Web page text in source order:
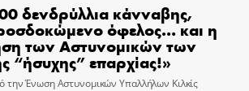
δενδρύλλια κάνναβης,
όφελος… και η
των Αστυνομικών των
“ήσυχης” επαρχίας!»
την Ένωση Αστυνομικών Υπαλλήλων Κιλκίς